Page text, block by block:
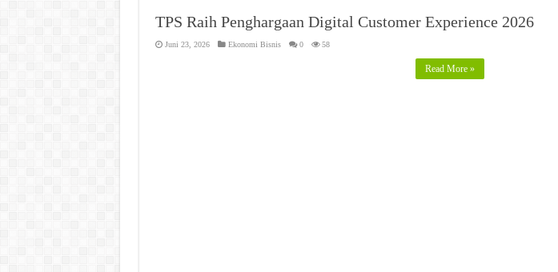
TPS Raih Penghargaan Digital Customer Experience 2026
Juni 23, 2026 Ekonomi Bisnis 0 58
Read More »